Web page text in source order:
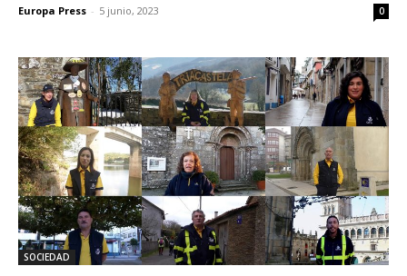
Europa Press - 5 junio, 2023 0
SOCIEDAD